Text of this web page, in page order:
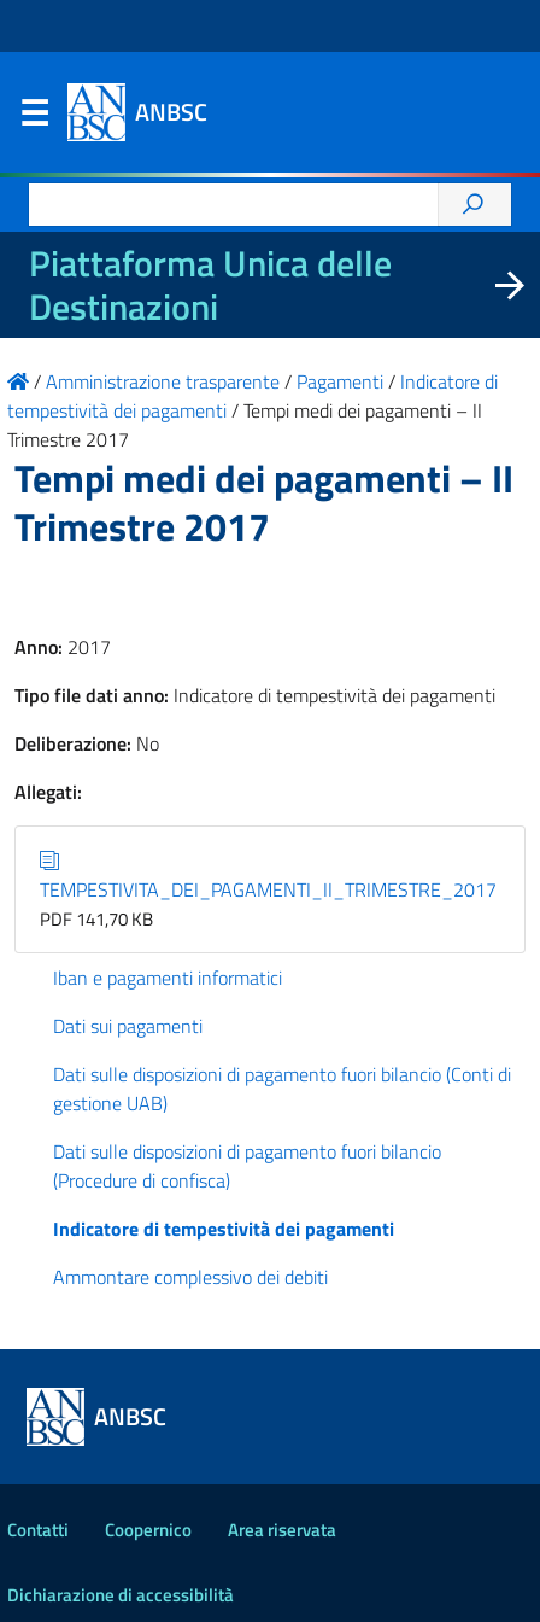
ANBSC
per:
Piattaforma Unica delle
Destinazioni
/Amministrazione trasparente/ Pagamenti/ Indicatore di
tempestività dei pagamenti/Tempi medi dei pagamenti – II
Trimestre 2017
Tempi medi dei pagamenti – II
Trimestre 2017
Anno: 2017
Tipo file dati anno: Indicatore di tempestività dei pagamenti
Deliberazione: No
Allegati:
TEMPESTIVITA_DEI_PAGAMENTI_II_TRIMESTRE_2017
PDF 141,70 KB
Iban e pagamenti informatici
Dati sui pagamenti
Dati sulle disposizioni di pagamento fuori bilancio (Conti di
gestione UAB)
Dati sulle disposizioni di pagamento fuori bilancio
(Procedure di confisca)
Indicatore di tempestività dei pagamenti
Ammontare complessivo dei debiti
ANBSC
Contatti Coopernico Area riservata
Dichiarazione di accessibilità